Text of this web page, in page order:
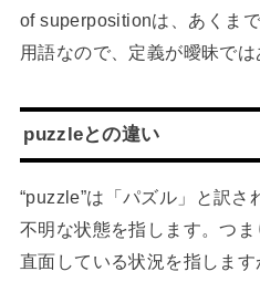
of superpositionは、あくま
用語なので、定義が曖昧では
puzzleとの違い
“puzzle”は「パズル」と訳
不明な状態を指します。つ
直面している状況を指しま